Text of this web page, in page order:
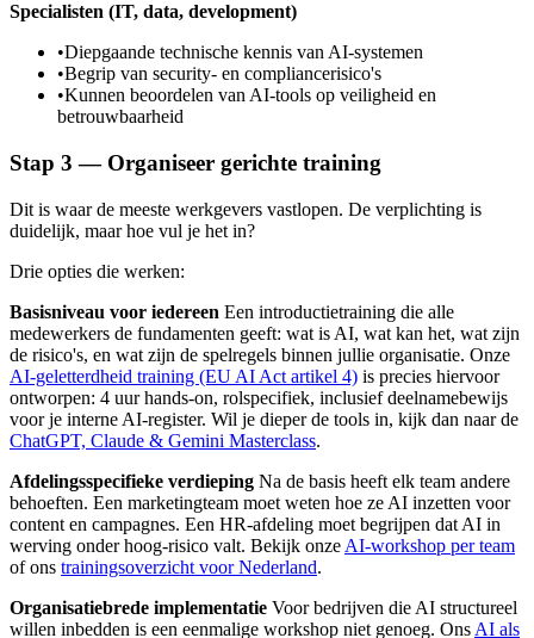
Specialisten (IT, data, development)
•Diepgaande technische kennis van AI-systemen
•Begrip van security- en compliancerisico's
•Kunnen beoordelen van AI-tools op veiligheid en
betrouwbaarheid
Stap 3 — Organiseer gerichte training
Dit is waar de meeste werkgevers vastlopen. De verplichting is
duidelijk, maar hoe vul je het in?
Drie opties die werken:
Basisniveau voor iedereen Een introductietraining die alle
medewerkers de fundamenten geeft: wat is AI, wat kan het, wat zijn
de risico's, en wat zijn de spelregels binnen jullie organisatie. Onze
AI-geletterdheid training (EU AI Act artikel 4) is precies hiervoor
ontworpen: 4 uur hands-on, rolspecifiek, inclusief deelnamebewijs
voor je interne AI-register. Wil je dieper de tools in, kijk dan naar de
ChatGPT, Claude & Gemini Masterclass.
Afdelingsspecifieke verdieping Na de basis heeft elk team andere
behoeften. Een marketingteam moet weten hoe ze AI inzetten voor
content en campagnes. Een HR-afdeling moet begrijpen dat AI in
werving onder hoog-risico valt. Bekijk onze AI-workshop per team
of ons trainingsoverzicht voor Nederland.
Organisatiebrede implementatie Voor bedrijven die AI structureel
willen inbedden is een eenmalige workshop niet genoeg. Ons AI als